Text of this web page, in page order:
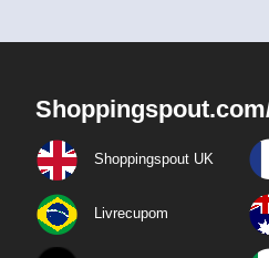
Shoppingspout UK
Livrecupom